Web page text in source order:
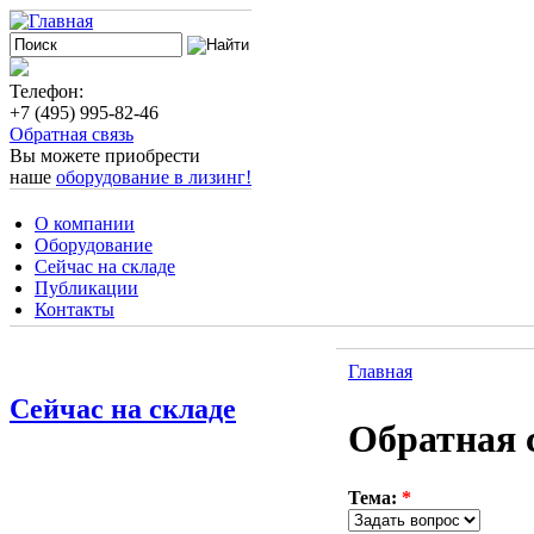
Телефон:
+7 (495) 995-82-46
Обратная связь
Вы можете приобрести
наше оборудование в лизинг!
О компании
Оборудование
Сейчас на складе
Публикации
Контакты
Сейчас на складе
Главная
Обратная
Тема: *